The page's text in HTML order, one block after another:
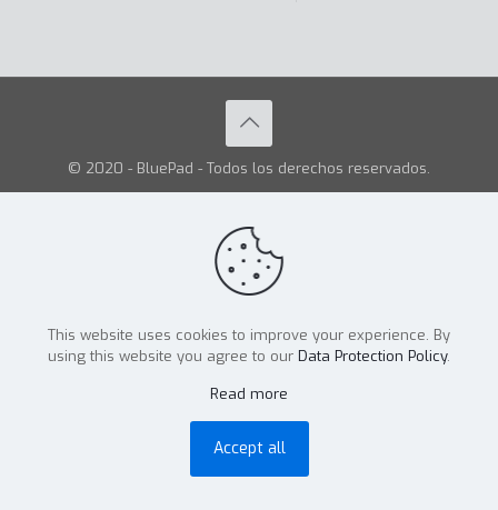
© 2020 - BluePad - Todos los derechos reservados.
This website uses cookies to improve your experience. By
using this website you agree to our Data Protection Policy.
Read more
Accept all